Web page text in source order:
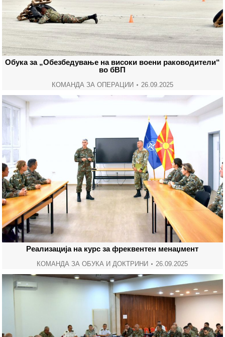
Обука за „Обезбедување на високи воени раководители“
во бВП
КОМАНДА ЗА ОПЕРАЦИИ 26.09.2025
Реализација на курс за фреквентен менаџмент
КОМАНДА ЗА ОБУКА И ДОКТРИНИ 26.09.2025